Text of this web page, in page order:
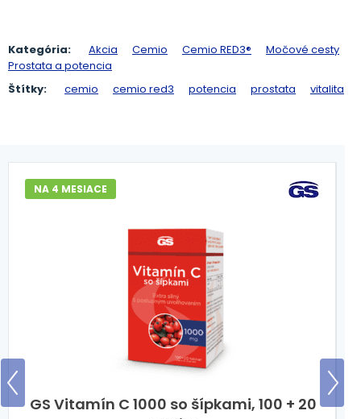
Kategória: Akcia Cemio Cemio RED3®
Močové cesty
Prostata a potencia
Štítky:
cemio cemio red3 potencia prostata vitalita
GS Vitamín C 1000 so šípkami, 100 + 20
NA 4 MESIACE